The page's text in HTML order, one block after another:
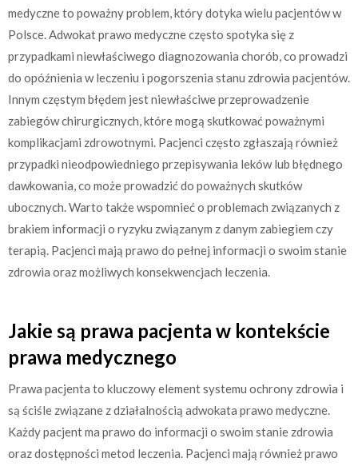
medyczne to poważny problem, który dotyka wielu pacjentów w
Polsce. Adwokat prawo medyczne często spotyka się z
przypadkami niewłaściwego diagnozowania chorób, co prowadzi
do opóźnienia w leczeniu i pogorszenia stanu zdrowia pacjentów.
Innym częstym błędem jest niewłaściwe przeprowadzenie
zabiegów chirurgicznych, które mogą skutkować poważnymi
komplikacjami zdrowotnymi. Pacjenci często zgłaszają również
przypadki nieodpowiedniego przepisywania leków lub błędnego
dawkowania, co może prowadzić do poważnych skutków
ubocznych. Warto także wspomnieć o problemach związanych z
brakiem informacji o ryzyku związanym z danym zabiegiem czy
terapią. Pacjenci mają prawo do pełnej informacji o swoim stanie
zdrowia oraz możliwych konsekwencjach leczenia.
Jakie są prawa pacjenta w kontekście
prawa medycznego
Prawa pacjenta to kluczowy element systemu ochrony zdrowia i
są ściśle związane z działalnością adwokata prawo medyczne.
Każdy pacjent ma prawo do informacji o swoim stanie zdrowia
oraz dostępności metod leczenia. Pacjenci mają również prawo